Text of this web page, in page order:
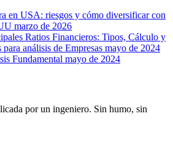
en USA: riesgos y cómo diversificar con
marzo de 2026
Ratios Financieros: Tipos, Cálculo y
análisis de Empresas mayo de 2024
Fundamental mayo de 2024
por un ingeniero. Sin humo, sin